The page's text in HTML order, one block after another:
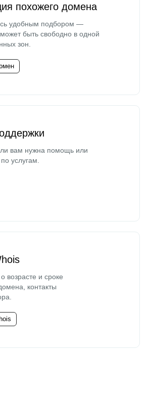
похожего домена
удобным подбором —
быть свободно в одной
зон.
вам нужна помощь или
услугам.
возрасте и сроке
контакты